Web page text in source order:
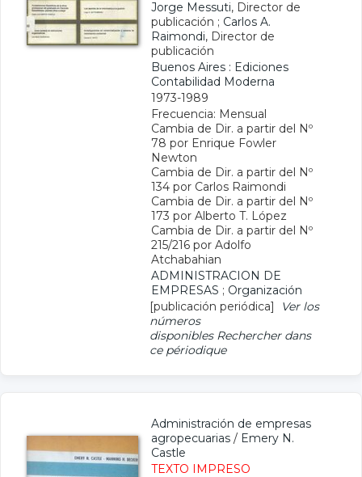
Jorge Messuti, Director de
publicación ; Carlos A.
Raimondi, Director de
publicación
Buenos Aires : Ediciones
Contabilidad Moderna
1973-1989
Frecuencia: Mensual
Cambia de Dir. a partir del Nº
78 por Enrique Fowler
Newton
Cambia de Dir. a partir del Nº
134 por Carlos Raimondi
Cambia de Dir. a partir del Nº
173 por Alberto T. López
Cambia de Dir. a partir del Nº
215/216 por Adolfo
Atchabahian
ADMINISTRACION DE
EMPRESAS ; Organización
[publicación periódica]
Ver los
números
disponibles Rechercher dans
ce périodique
Administración de empresas
agropecuarias / Emery N.
Castle
TEXTO IMPRESO